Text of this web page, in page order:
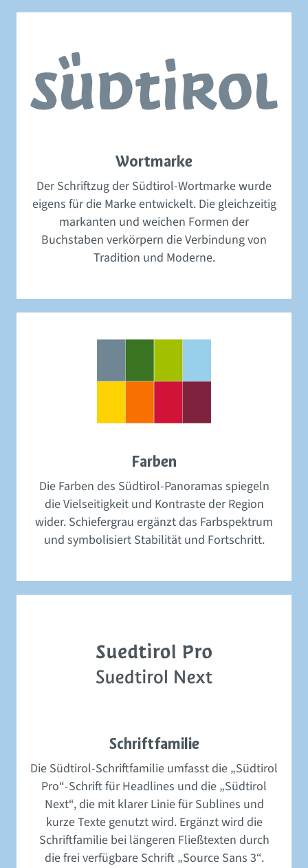
Wortmarke
Der Schriftzug der Südtirol-Wortmarke wurde
eigens für die Marke entwickelt. Die gleichzeitig
markanten und weichen Formen der
Buchstaben verkörpern die Verbindung von
Tradition und Moderne.
Farben
Die Farben des Südtirol-Panoramas spiegeln
die Vielseitigkeit und Kontraste der Region
wider. Schiefergrau ergänzt das Farbspektrum
und symbolisiert Stabilität und Fortschritt.
Schriftfamilie
Die Südtirol-Schriftfamilie umfasst die „Südtirol
Pro“-Schrift für Headlines und die „Südtirol
Next“, die mit klarer Linie für Sublines und
kurze Texte genutzt wird. Ergänzt wird die
Schriftfamilie bei längeren Fließtexten durch
die frei verfügbare Schrift „Source Sans 3“.